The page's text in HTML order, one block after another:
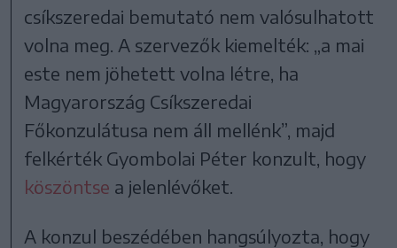
csíkszeredai bemutató nem valósulhatott
volna meg. A szervezők kiemelték: „a mai
este nem jöhetett volna létre, ha
Magyarország Csíkszeredai
Főkonzulátusa nem áll mellénk”, majd
felkérték Gyombolai Péter konzult, hogy
köszöntse a jelenlévőket.
A konzul beszédében hangsúlyozta, hogy